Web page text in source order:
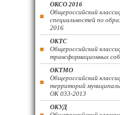
ОКСО 2016
Общероссийский
специальностей по
2016
ОКТС
Общероссийский
трансформационных
ОКТМО
Общероссийский
территорий
ОК 033-2013
ОКУД